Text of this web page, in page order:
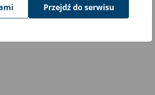
Przejdź do serwisu